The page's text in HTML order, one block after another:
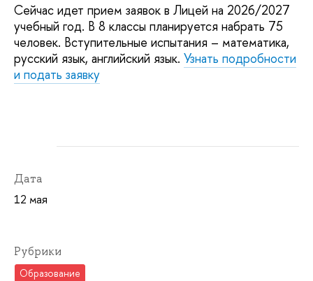
Сейчас идет прием заявок в Лицей на 2026/2027
учебный год. В 8 классы планируется набрать 75
человек. Вступительные испытания – математика,
русский язык, английский язык. Узнать подробности
и подать заявку
Дата
12 мая
Рубрики
Образование